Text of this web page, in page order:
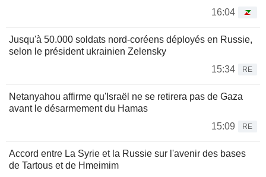
16:04
Jusqu'à 50.000 soldats nord-coréens déployés en Russie,
selon le président ukrainien Zelensky
15:34
RE
Netanyahou affirme qu'Israël ne se retirera pas de Gaza
avant le désarmement du Hamas
15:09
RE
Accord entre La Syrie et la Russie sur l'avenir des bases
de Tartous et de Hmeimim